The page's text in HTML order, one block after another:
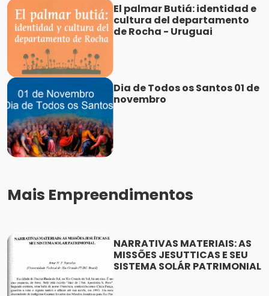
El palmar Butiá: identidad e
cultura del departamento
de Rocha - Uruguai
Dia de Todos os Santos 01 de
novembro
Mais Empreendimentos
NARRATIVAS MATERIAIS: AS
MISSÕES JESUTTICAS E SEU
SISTEMA SOLÁR PATRIMONIAL